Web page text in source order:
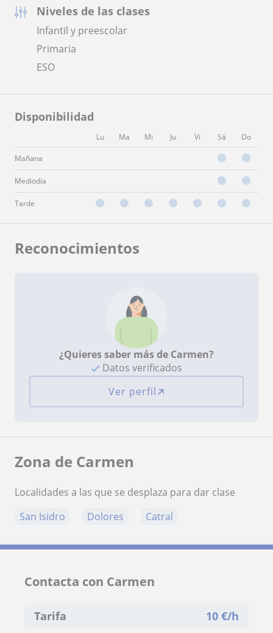
Niveles de las clases
Infantil y preescolar
Primaria
ESO
Disponibilidad
Lu Ma Mi Ju Vi Sá Do
Mañana
Mediodía
Tarde
Reconocimientos
¿Quieres saber más de Carmen?
Datos verificados
Ver perfil
Zona de Carmen
Localidades a las que se desplaza para dar clase
San Isidro
Dolores Catral
Contacta con Carmen
Tarifa 10 €/h